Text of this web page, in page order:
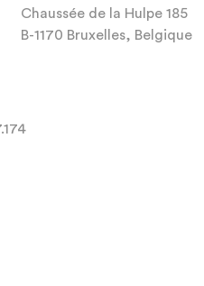
Chaussée de la Hulpe 185
B-1170 Bruxelles, Belgique